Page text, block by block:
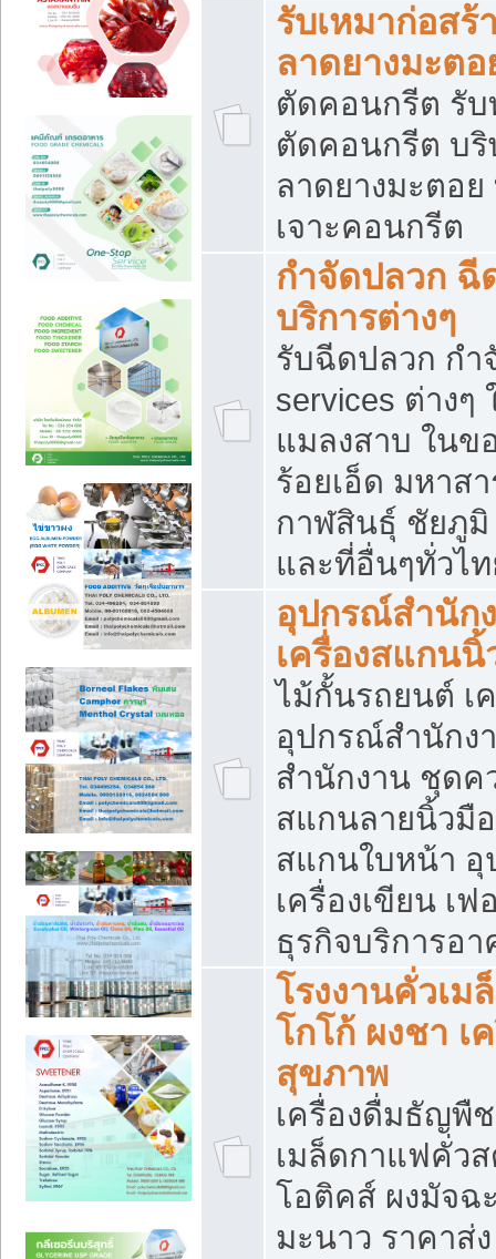
รับเหมาก่อส
ลาดยางมะต
ตัดคอนกรีต รับ
ตัดคอนกรีต บริ
ลาดยางมะตอ
เจาะคอนกรีต
กำจัดปลวก ฉี
บริการต่างๆ
รับฉีดปลวก กำ
services ต่าง
แมลงสาบ ใน
ร้อยเอ็ด มหาส
กาฬสินธุ์ ชัยภู
และที่อื่นๆทั่วไ
อุปกรณ์สำนัก
เครื่องสแกนนิ้
ไม้กั้นรถยนต์ เ
อุปกรณ์สำนักง
สำนักงาน ชุดค
สแกนลายนิ้วมื
สแกนใบหน้า
เครื่องเขียน เ
ธุรกิจบริการอ
โรงงานคั่วเม
โกโก้ ผงชา เ
สุขภาพ
เครื่องดื่มธัญพื
เมล็ดกาแฟคั่ว
โอติคส์ ผงมัจฉ
มะนาว ราคาส่